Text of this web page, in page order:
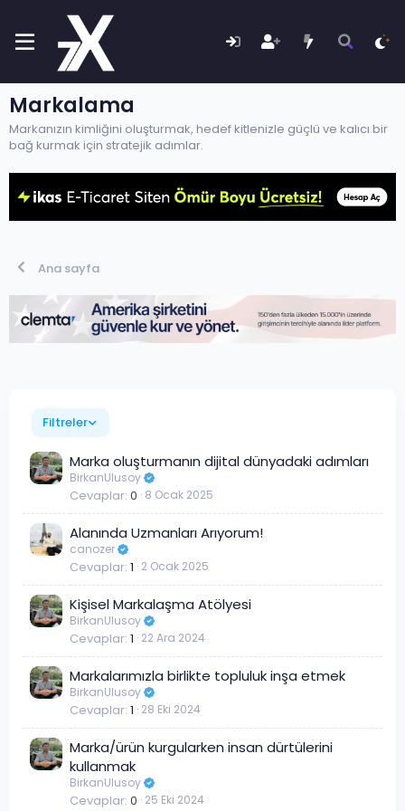
Markalama
Markanızın kimliğini oluşturmak, hedef kitlenizle güçlü ve kalıcı bir
bağ kurmak için stratejik adımlar.
Ana sayfa
Filtreler
Marka oluşturmanın dijital dünyadaki adımları
BirkanUlusoy
Cevaplar 0 8 Ocak 2025
Alanında Uzmanları Arıyorum!
canozer
Cevaplar 1 2 Ocak 2025
Kişisel Markalaşma Atölyesi
BirkanUlusoy
Cevaplar 1 22 Ara 2024
Markalarımızla birlikte topluluk inşa etmek
BirkanUlusoy
Cevaplar 1 28 Eki 2024
Marka/ürün kurgularken insan dürtülerini
kullanmak
BirkanUlusoy
Cevaplar 0 25 Eki 2024